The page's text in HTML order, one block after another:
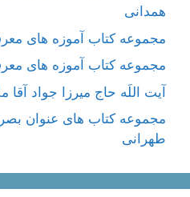
همدانی
مجموعه کتاب آموزه های
مجموعه کتاب آموزه های
آیت اللَه حاج میرزا جواد آقا
مجموعه کتاب های عنوان
طهرانی